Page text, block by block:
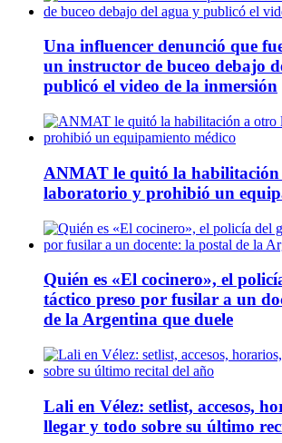
Una influencer denunció que
un instructor de buceo debajo
publicó el video de la inmersión
ANMAT le quitó la habilitación
laboratorio y prohibió un
Quién es «El cocinero», el
táctico preso por fusilar a un
de la Argentina que duele
Lali en Vélez: setlist, accesos,
llegar y todo sobre su último